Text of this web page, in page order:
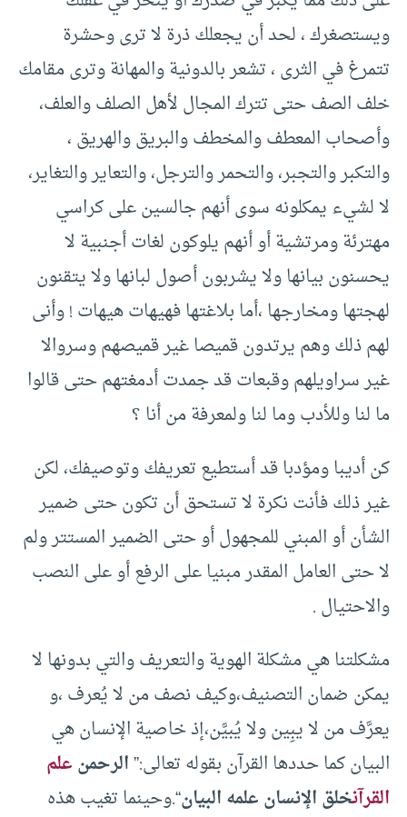
ويستصغرك ، لحد أن يجعلك ذرة لا ترى وحشرة
تتمرغ في الثرى ، تشعر بالدونية والمهانة وترى مقامك
خلف الصف حتى تترك المجال لأهل الصلف والعلف،
وأصحاب المعطف والمخطف والبريق والهريق ،
والتكبر والتجبر، والتحمر والترجل، والتعاير والتغاير،
لا لشيء يمكلونه سوى أنهم جالسين على كراسي
مهترئة ومرتشية أو أنهم يلوكون لغات أجنبية لا
يحسنون بيانها ولا يشربون أصول لبانها ولا يتقنون
لهجتها ومخارجها ،أما بلاغتها فهيهات هيهات ! وأنى
لهم ذلك وهم يرتدون قميصا غير قميصهم وسروالا
غير سراويلهم وقبعات قد جمدت أدمغتهم حتى قالوا
ما لنا وللأدب وما لنا ولمعرفة من أنا ؟
كن أديبا ومؤدبا قد أستطيع تعريفك وتوصيفك، لكن
غير ذلك فأنت نكرة لا تستحق أن تكون حتى ضمير
الشأن أو المبني للمجهول أو حتى الضمير المستتر ولم
لا حتى العامل المقدر مبنيا على الرفع أو على النصب
والاحتيال .
مشكلتنا هي مشكلة الهوية والتعريف والتي بدونها لا
يمكن ضمان التصنيف،وكيف نصف من لا يُعرف ،و
يعرَّف من لا يبِين ولا يُبيَّن،إذ خاصية الإنسان هي
البيان كما حددها القرآن بقوله تعالى:”الرحمنعلم
القرآنخلق الإنسان علمه البيان“.وحينما تغيب هذه